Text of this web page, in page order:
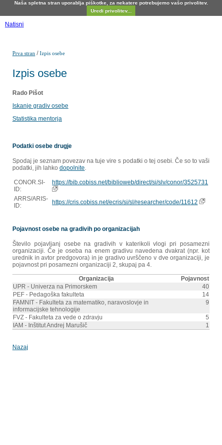
Naša spletna stran uporablja piškotke, za nekatere potrebujemo vašo privolitev.
Uredi privolitev...
Natisni
Prva stran /Izpis osebe
Izpis osebe
Rado Pišot
Iskanje gradiv osebe
Statistika mentorja
Podatki osebe drugje
Spodaj je seznam povezav na tuje vire s podatki o tej osebi. Če so to vaši
podatki, jih lahko dopolnite.
CONOR.SI-
ID:
https://bib.cobiss.net/biblioweb/direct/si/slv/conor/3525731
ARRS/ARIS-
ID:
https://cris.cobiss.net/ecris/si/sl/researcher/code/11612
Pojavnost osebe na gradivih po organizacijah
Število pojavljanj osebe na gradivih v katerikoli vlogi pri posamezni
organizaciji. Če je oseba na enem gradivu navedena dvakrat (npr. kot
urednik in avtor predgovora) in je gradivo uvrščeno v dve organizaciji, je
pojavnost pri posamezni organizaciji 2, skupaj pa 4.
Organizacija
Pojavnost
UPR - Univerza na Primorskem
40
PEF - Pedagoška fakulteta
14
FAMNIT - Fakulteta za matematiko, naravoslovje in
informacijske tehnologije
9
FVZ - Fakulteta za vede o zdravju
5
IAM - Inštitut Andrej Marušič
1
Nazaj